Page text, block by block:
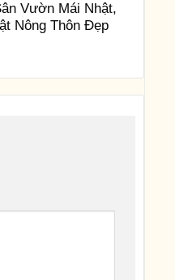
Vườn Mái Nhật,
Nông Thôn Đẹp